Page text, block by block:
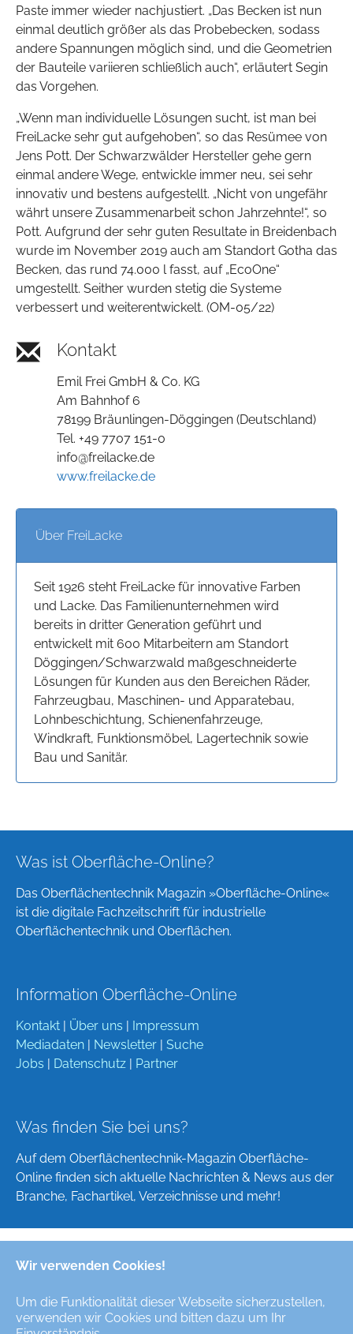
Wir verwenden Cookies!
Um die Funktionalität dieser Webseite sicherzustellen,
verwenden wir Cookies und bitten dazu um Ihr
Paste immer wieder nachjustiert. „Das Becken ist nun
einmal deutlich größer als das Probebecken, sodass
andere Spannungen möglich sind, und die Geometrien
der Bauteile variieren schließlich auch“, erläutert Segin
das Vorgehen.
„Wenn man individuelle Lösungen sucht, ist man bei
FreiLacke sehr gut aufgehoben“, so das Resümee von
Jens Pott. Der Schwarzwälder Hersteller gehe gern
einmal andere Wege, entwickle immer neu, sei sehr
innovativ und bestens aufgestellt. „Nicht von ungefähr
währt unsere Zusammenarbeit schon Jahrzehnte!“, so
Pott. Aufgrund der sehr guten Resultate in Breidenbach
wurde im November 2019 auch am Standort Gotha das
Becken, das rund 74.000 l fasst, auf „EcoOne“
umgestellt. Seither wurden stetig die Systeme
verbessert und weiterentwickelt. (OM-05/22)
Kontakt
Emil Frei GmbH & Co. KG
Am Bahnhof 6
78199 Bräunlingen-Döggingen (Deutschland)
Tel. +49 7707 151-0
info@freilacke.de
www.freilacke.de
Über FreiLacke
Seit 1926 steht FreiLacke für innovative Farben
und Lacke. Das Familienunternehmen wird
bereits in dritter Generation geführt und
entwickelt mit 600 Mitarbeitern am Standort
Döggingen/Schwarzwald maßgeschneiderte
Lösungen für Kunden aus den Bereichen Räder,
Fahrzeugbau, Maschinen- und Apparatebau,
Lohnbeschichtung, Schienenfahrzeuge,
Windkraft, Funktionsmöbel, Lagertechnik sowie
Bau und Sanitär.
Was ist Oberfläche-Online?
Das Oberflächentechnik Magazin »Oberfläche-Online«
ist die digitale Fachzeitschrift für industrielle
Oberflächentechnik und Oberflächen.
Information Oberfläche-Online
Kontakt Über uns
Impressum
Mediadaten
Newsletter
Suche
Jobs
Datenschutz Partner
Was finden Sie bei uns?
Auf dem Oberflächentechnik-Magazin Oberfläche-
Online finden sich aktuelle Nachrichten & News aus der
Branche, Fachartikel, Verzeichnisse und mehr!
Deutsch
Alle Rechte/All Rights Reserved © Oberfläche-Online,